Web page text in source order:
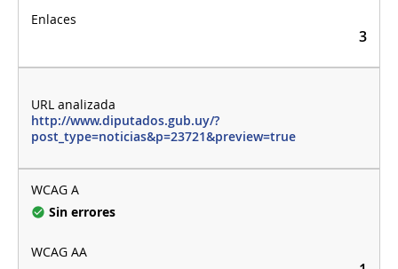
3
http://www.diputados.gub.uy/?
post_type=noticias&p=23721&preview=true
Sin errores